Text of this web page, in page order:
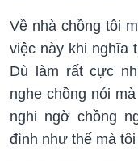
Về nhà chồng tôi
việc này khi nghĩa
Dù làm rất cực
nghe chồng nói
nghi ngờ chồng
đình như thế mà